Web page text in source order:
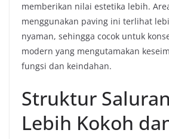
memberikan nilai estetika lebih.
menggunakan paving ini terlihat
nyaman, sehingga cocok untuk
modern yang mengutamakan
fungsi dan keindahan.
Struktur
Lebih Kokoh